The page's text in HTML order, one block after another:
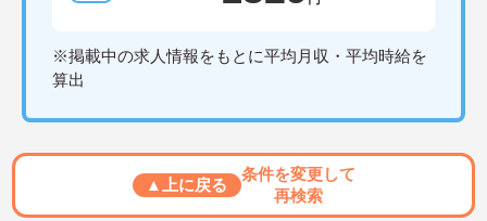
※掲載中の求人情報をもとに平均月収・平均時給を
算出
▲上に戻る
条件を変更して
再検索